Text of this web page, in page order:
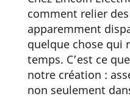
comment relier
apparemment
quelque chose qui
temps. C’est ce
notre création :
non seulement